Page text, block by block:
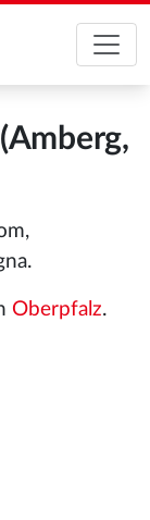
Oberpfalz.